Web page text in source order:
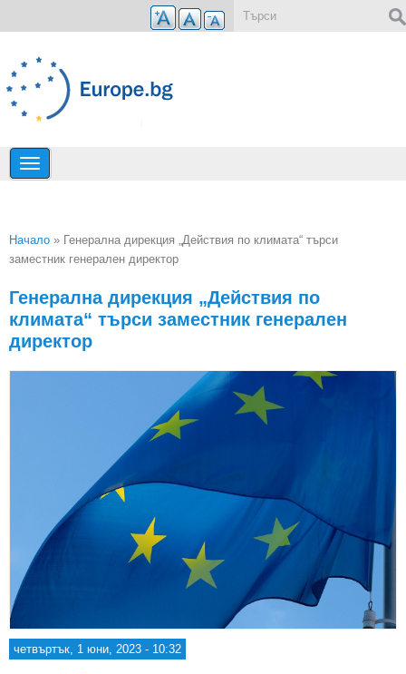
Премини към основното съдържание
Вие сте тук
Начало » Генерална дирекция „Действия по климата“ търси
заместник генерален директор
Генерална дирекция „Действия по
климата“ търси заместник генерален
директор
четвъртък, 1 юни, 2023 - 10:32